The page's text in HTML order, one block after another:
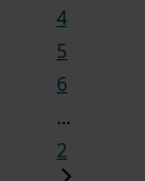
4
5
6
...
2